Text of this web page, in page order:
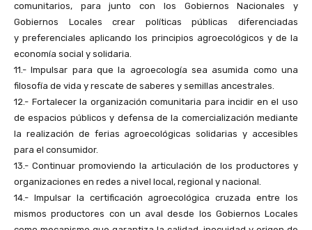
comunitarios, para junto con los Gobiernos Nacionales y
Gobiernos Locales crear políticas públicas diferenciadas
y preferenciales aplicando los principios agroecológicos y de la
economía social y solidaria.
11.- Impulsar para que la agroecología sea asumida como una
filosofía de vida y rescate de saberes y semillas ancestrales.
12.- Fortalecer la organización comunitaria para incidir en el uso
de espacios públicos y defensa de la comercialización mediante
la realización de ferias agroecológicas solidarias y accesibles
para el consumidor.
13.- Continuar promoviendo la articulación de los productores y
organizaciones en redes a nivel local, regional y nacional.
14.- Impulsar la certificación agroecológica cruzada entre los
mismos productores con un aval desde los Gobiernos Locales